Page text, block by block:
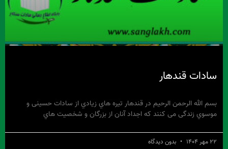
سادات قندهار
بسم الله الرحمن الرحیم در قندهار تیره هاي زیادي از سادات حسینی و
موسوي زندگی می کنند که اجداد آنان از بزرگان و شخصیت هاي
۲۲ مهر ۱۴۰۴ بدون دیدگاه